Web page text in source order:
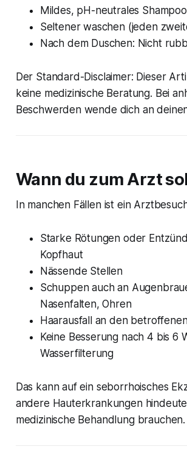
Mildes, pH-neutrales Shampoo
Seltener waschen (jeden
Nach dem Duschen: Nicht
Der Standard-Disclaimer: Dieser
keine medizinische Beratung. Bei
Beschwerden wende dich an
Wann du zum Arzt
In manchen Fällen ist ein
Starke Rötungen oder
Kopfhaut
Nässende Stellen
Schuppen auch an
Nasenfalten, Ohren
Haarausfall an den
Keine Besserung nach 4 bis 6
Wasserfilterung
Das kann auf ein seborrhoisches
andere Hauterkrankungen
medizinische Behandlung brauchen.